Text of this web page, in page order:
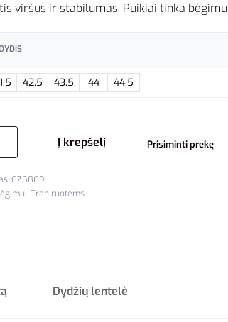
viršus ir stabilumas. Puikiai tinka
42.5 43.5 44 44.5
Į krepšelį Prisiminti prekę
GZ6869
,Treniruotėms
Dydžių lentelė